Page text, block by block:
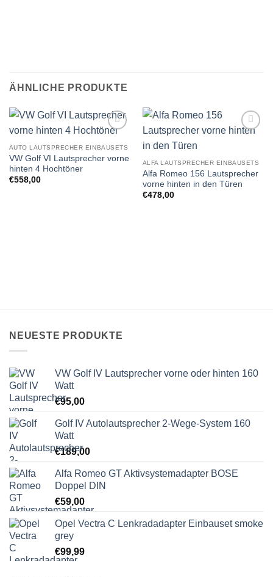
ÄHNLICHE PRODUKTE
Wunschliste
hinzufügen
AUTO LAUTSPRECHER EINBAUSETS
VW Golf VI Lautsprecher vorne
hinten 4 Hochtöner
€558,00
ALFA LAUTSPRECHER EINBAUSETS
Alfa Romeo 156 Lautsprecher
vorne hinten in den Türen
€478,00
NEUESTE PRODUKTE
VW Golf IV Lautsprecher vorne oder hinten 160
Watt
€95,00
Golf IV Autolautsprecher 2-Wege-System 160
Watt
€189,00
Alfa Romeo GT Aktivsystemadapter BOSE
Doppel DIN
€59,00
Opel Vectra C Lenkradadapter Einbauset smoke
grey
€99,99